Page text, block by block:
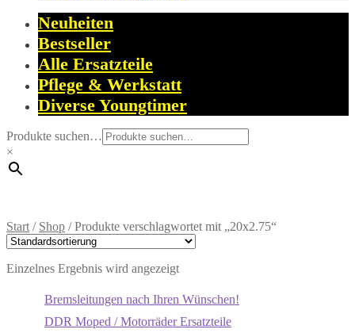
Neuheiten
Bestseller
Alle Ersatzteile
Pflege & Werkstatt
Diverse Youngtimer
Produkte suchen…
×
Start / Shop /Produkte verschlagwortet mit „20x2.75“
Einzelnes Ergebnis wird angezeigt
Bremsleitungen nach Ihren Wünschen!
DDR Moped / Motorräder Ersatzteile